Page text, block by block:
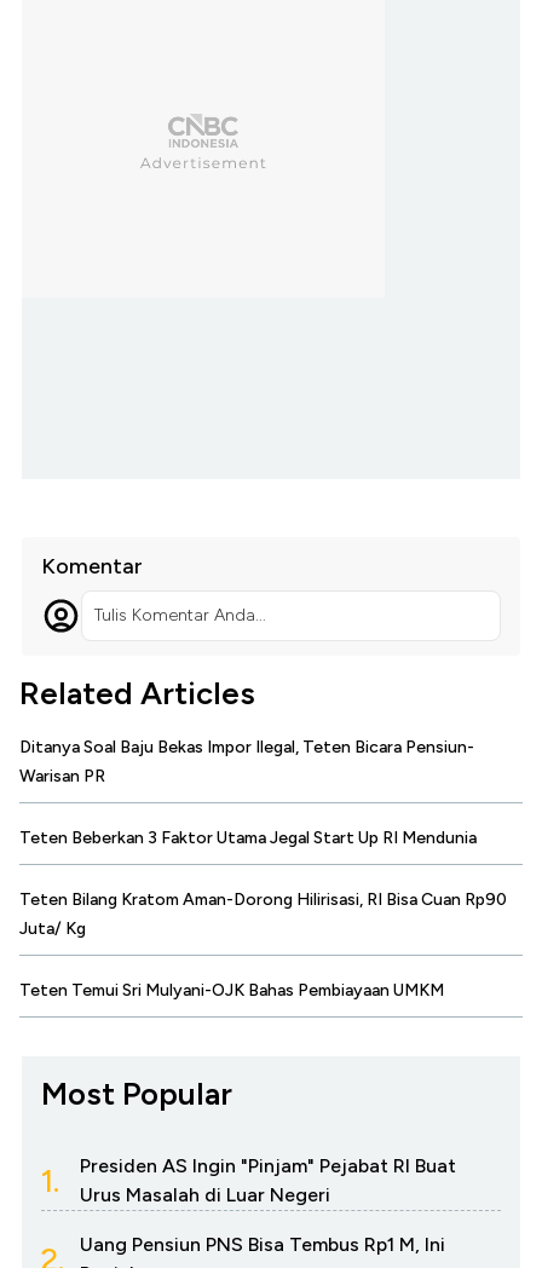
Komentar
Tulis Komentar Anda...
Related Articles
Ditanya Soal Baju Bekas Impor Ilegal, Teten Bicara Pensiun-
Warisan PR
Teten Beberkan 3 Faktor Utama Jegal Start Up RI Mendunia
Teten Bilang Kratom Aman-Dorong Hilirisasi, RI Bisa Cuan Rp90
Juta/ Kg
Teten Temui Sri Mulyani-OJK Bahas Pembiayaan UMKM
Most Popular
1.
Presiden AS Ingin "Pinjam" Pejabat RI Buat
Urus Masalah di Luar Negeri
2.
Uang Pensiun PNS Bisa Tembus Rp1 M, Ini